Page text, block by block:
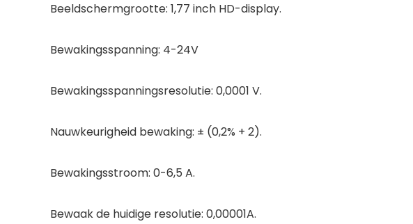
Beeldschermgrootte: 1,77 inch HD-display.
Bewakingsspanning: 4-24V
Bewakingsspanningsresolutie: 0,0001 V.
Nauwkeurigheid bewaking: ± (0,2% + 2).
Bewakingsstroom: 0-6,5 A.
Bewaak de huidige resolutie: 0,00001A.